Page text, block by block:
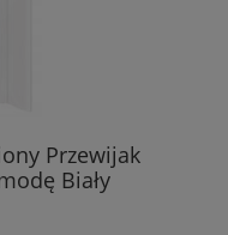
Przewijak
Biały